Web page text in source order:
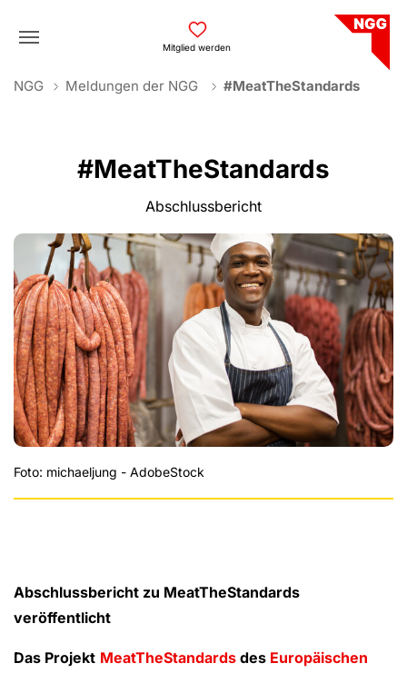
Mitglied werden
You are here:
NGG Meldungen der NGG #MeatTheStandards
#MeatTheStandards
Abschlussbericht
Foto: michaeljung - AdobeStock
Abschlussbericht zu MeatTheStandards
veröffentlicht
Das Projekt MeatTheStandards des Europäischen